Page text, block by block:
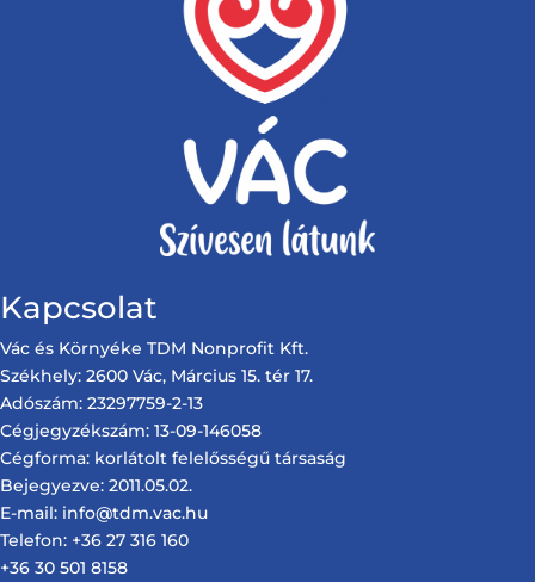
Kapcsolat
Vác és Környéke TDM Nonprofit Kft.
Székhely: 2600 Vác, Március 15. tér 17.
Adószám: 23297759-2-13
Cégjegyzékszám: 13-09-146058
Cégforma: korlátolt felelősségű társaság
Bejegyezve: 2011.05.02.
E-mail: info@tdm.vac.hu
Telefon: +36 27 316 160
+36 30 501 8158